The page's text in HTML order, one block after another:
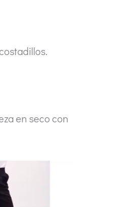
en seco con